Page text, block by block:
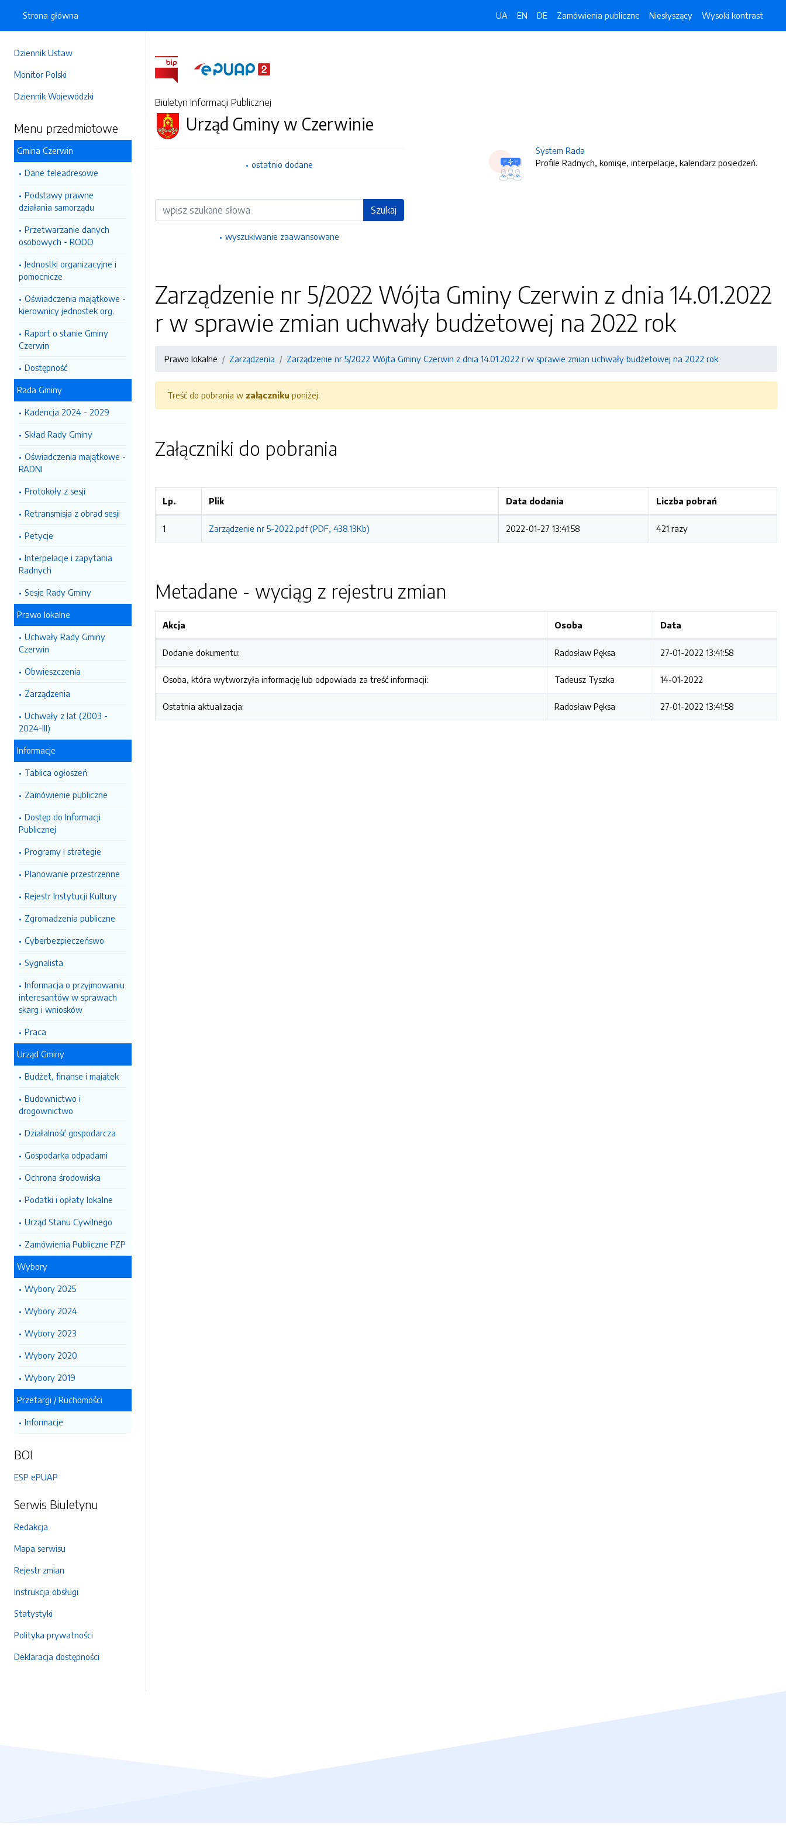
Dziennik Ustaw
Monitor Polski
Dziennik Wojewódzki
Menu przedmiotowe
Gmina Czerwin
Dane teleadresowe
Podstawy prawne
działania samorządu
Przetwarzanie danych
osobowych - RODO
Jednostki organizacyjne i
pomocnicze
Oświadczenia majątkowe -
kierownicy jednostek org.
Raport o stanie Gminy
Czerwin
Dostępność
Rada Gminy
Kadencja 2024 - 2029
Skład Rady Gminy
Oświadczenia majątkowe -
RADNI
Protokoły z sesji
Retransmisja z obrad sesji
Petycje
Interpelacje i zapytania
Radnych
Sesje Rady Gminy
Prawo lokalne
Uchwały Rady Gminy
Czerwin
Obwieszczenia
Zarządzenia
Uchwały z lat (2003 -
2024-III)
Informacje
Tablica ogłoszeń
Zamówienie publiczne
Dostęp do Informacji
Publicznej
Programy i strategie
Planowanie przestrzenne
Rejestr Instytucji Kultury
Zgromadzenia publiczne
Cyberbezpieczeńswo
Sygnalista
Informacja o przyjmowaniu
interesantów w sprawach
skarg i wniosków
Praca
Urząd Gminy
Budżet, finanse i majątek
Budownictwo i
drogownictwo
Działalność gospodarcza
Gospodarka odpadami
Ochrona środowiska
Podatki i opłaty lokalne
Urząd Stanu Cywilnego
Zamówienia Publiczne PZP
Wybory
Wybory 2025
Wybory 2024
Wybory 2023
Wybory 2020
Wybory 2019
Przetargi / Ruchomości
Informacje
BOI
ESP ePUAP
Serwis Biuletynu
Redakcja
Mapa serwisu
Rejestr zmian
Instrukcja obsługi
Statystyki
Polityka prywatności
Deklaracja dostępności
Strona główna UA EN DE Zamówienia publiczne Niesłyszący Wysoki kontrast
Biuletyn Informacji Publicznej
Urząd Gminy w Czerwinie
ostatnio dodane
Wyszukiwarka Szukaj
wyszukiwanie zaawansowane
System Rada
Profile Radnych, komisje, interpelacje, kalendarz posiedzeń.
Zarządzenie nr 5/2022 Wójta Gminy Czerwin z dnia 14.01.2022
r w sprawie zmian uchwały budżetowej na 2022 rok
Prawo lokalne Zarządzenia Zarządzenie nr 5/2022 Wójta Gminy Czerwin z dnia 14.01.2022 r w sprawie zmian uchwały budżetowej na 2022 rok
Treść do pobrania w załączniku poniżej.
Załączniki do pobrania
Lp. Plik Data dodania Liczba pobrań
1 Zarządzenie nr 5-2022.pdf (PDF, 438.13Kb) 2022-01-27 13:41:58 421 razy
Metadane - wyciąg z rejestru zmian
Akcja Osoba Data
Dodanie dokumentu: Radosław Pęksa 27-01-2022 13:41:58
Osoba, która wytworzyła informację lub odpowiada za treść informacji: Tadeusz Tyszka 14-01-2022
Ostatnia aktualizacja: Radosław Pęksa 27-01-2022 13:41:58